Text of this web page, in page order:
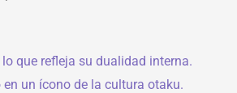
que refleja su dualidad interna.
en un ícono de la cultura otaku.